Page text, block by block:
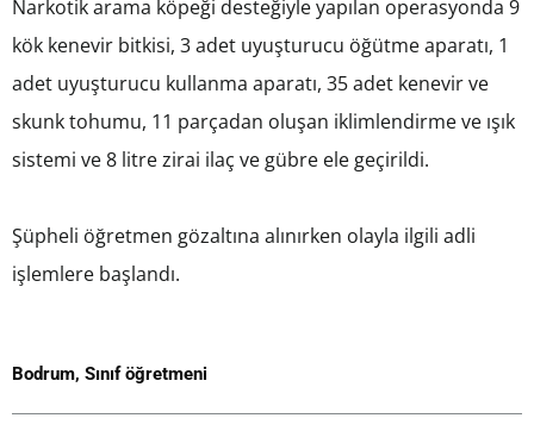
Narkotik arama köpeği desteğiyle yapılan operasyonda 9
kök kenevir bitkisi, 3 adet uyuşturucu öğütme aparatı, 1
adet uyuşturucu kullanma aparatı, 35 adet kenevir ve
skunk tohumu, 11 parçadan oluşan iklimlendirme ve ışık
sistemi ve 8 litre zirai ilaç ve gübre ele geçirildi.
Şüpheli öğretmen gözaltına alınırken olayla ilgili adli
işlemlere başlandı.
Bodrum, Sınıf öğretmeni